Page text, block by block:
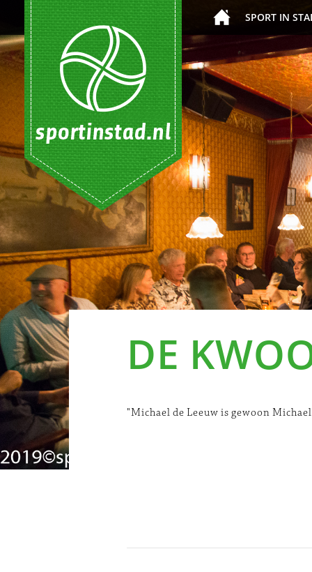
SPORT IN
DE
"Michael de Leeuw is gewoon